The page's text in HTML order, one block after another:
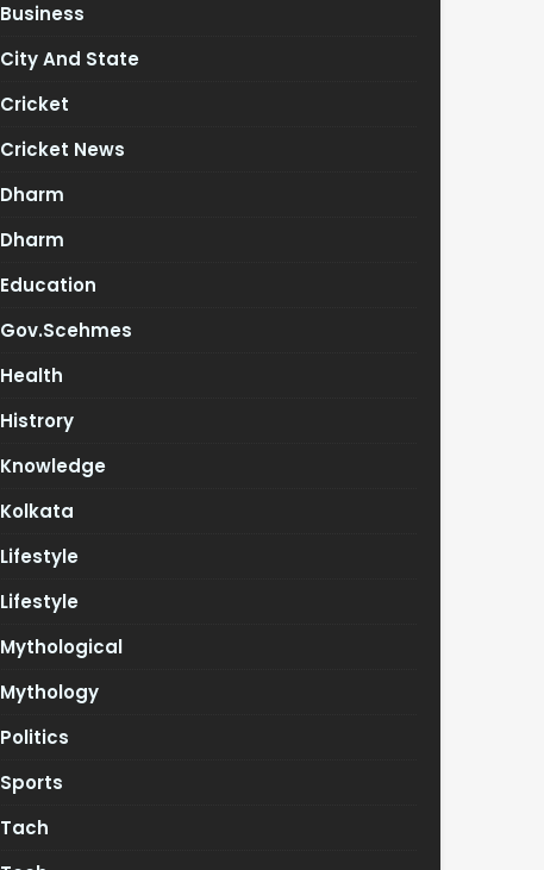
Business
City And State
Cricket
Cricket News
Dharm
Dharm
Education
Gov.scehmes
Health
Histrory
Knowledge
Kolkata
Lifestyle
Lifestyle
Mythological
Mythology
Politics
Sports
Tach